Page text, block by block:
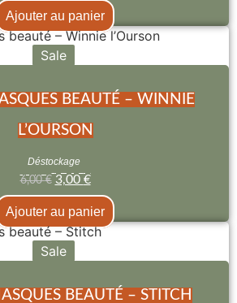
Ajouter au panier
Sale
BEAUTÉ – WINNIE
L’OURSON
Déstockage
6,00€ 3,00 €
Ajouter au panier
Sale
BEAUTÉ – STITCH